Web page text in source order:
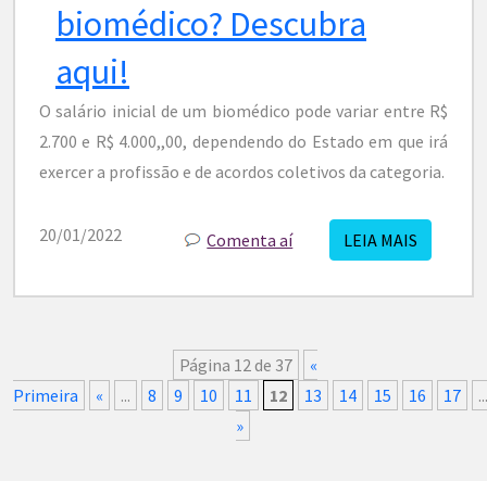
biomédico? Descubra
aqui!
O salário inicial de um biomédico pode variar entre R$
2.700 e R$ 4.000,,00, dependendo do Estado em que irá
exercer a profissão e de acordos coletivos da categoria.
20/01/2022 Comenta aí LEIA MAIS
Página 12 de 37
«
Primeira
« ... 8 9 10 11 12 13 14 15 16 17
...
»